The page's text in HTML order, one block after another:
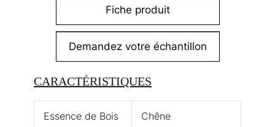
Fiche produit
Demandez votre échantillon
CARACTÉRISTIQUES
Essence de Bois Chêne